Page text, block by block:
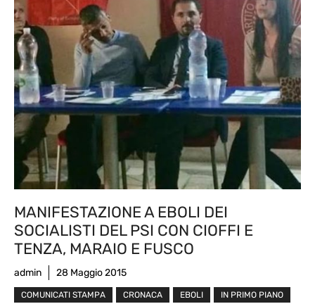
MANIFESTAZIONE A EBOLI DEI
SOCIALISTI DEL PSI CON CIOFFI E
TENZA, MARAIO E FUSCO
admin 28 Maggio 2015
COMUNICATI STAMPA CRONACA EBOLI
IN PRIMO PIANO